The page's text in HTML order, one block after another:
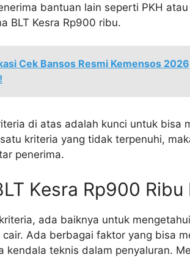
bantuan lain seperti PKH atau
BLT Kesra Rp900 ribu.
Cek Bansos Resmi Kemensos
di atas adalah kunci untuk bisa
kriteria yang tidak terpenuhi,
penerima.
Kesra Rp900 Ribu
ada baiknya untuk
Ada berbagai faktor yang bisa
kendala teknis dalam penyaluran.